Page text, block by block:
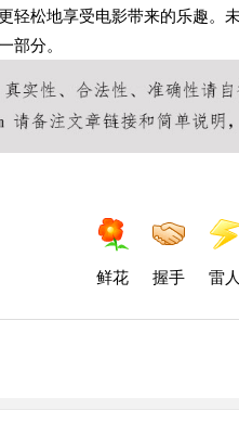
轻松地享受电影带来的乐趣
部分。
鲜花 握手 雷